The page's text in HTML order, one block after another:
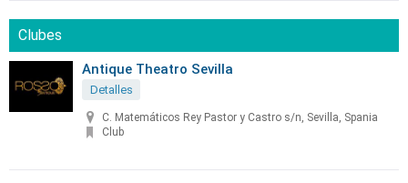
Clubes
Antique Theatro Sevilla
Detalles
C. Matemáticos Rey Pastor y Castro s/n, Sevilla, Spania
Club